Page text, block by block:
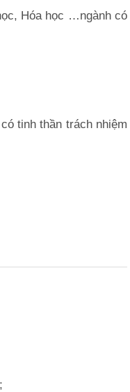
Hóa học …ngành có
tinh thần trách nhiệm